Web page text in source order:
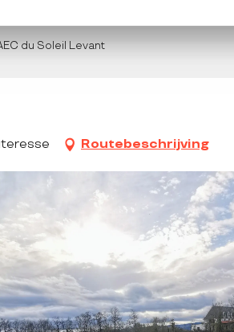
du Soleil Levant
Routebeschrijving